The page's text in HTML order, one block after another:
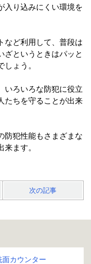
入り込みにくい環境を
など利用して、普段は
ざというときはパッと
ょう。
いろいろな防犯に役立
たちを守ることが出来
防犯性能もさまざまな
ます。
次の記事
カウンター